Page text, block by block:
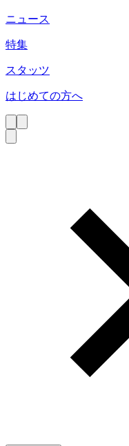
ニュース
特集
スタッツ
はじめての方へ